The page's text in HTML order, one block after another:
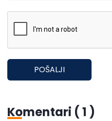
POŠALJI
Komentari (1 )